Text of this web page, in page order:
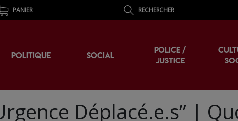
PANIER RECHERCHER
POLITIQUE SOCIAL
POLICE /
JUSTICE
Déplacé.e.s” |